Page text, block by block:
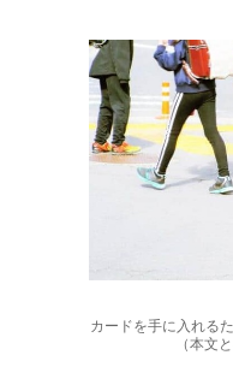
カードを手に入れる
（本文